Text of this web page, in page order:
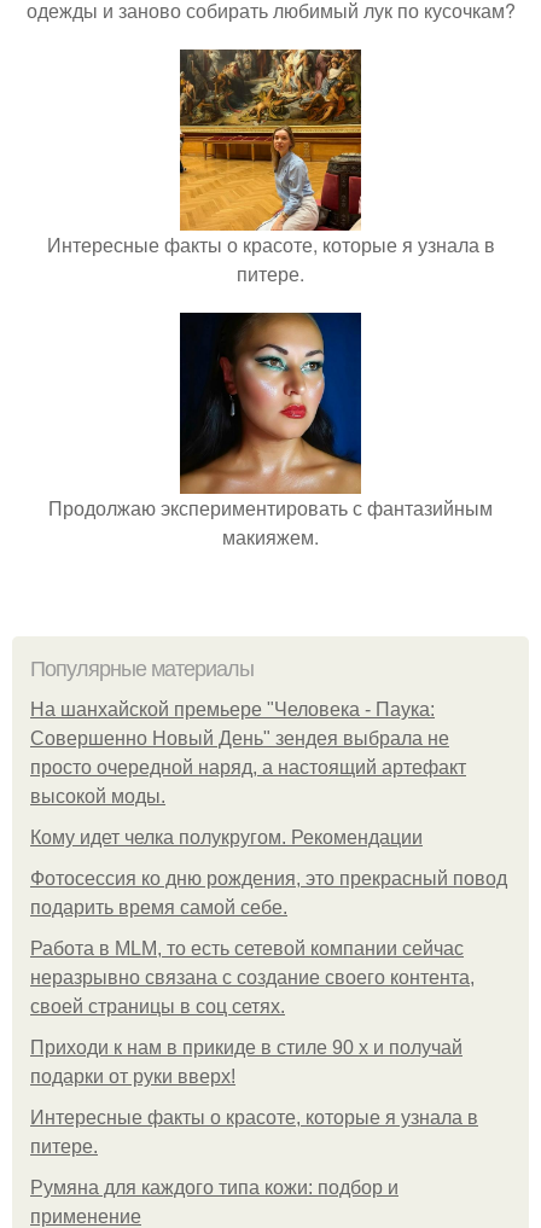
одежды и заново собирать любимый лук по кусочкам?
Интересные факты о красоте, которые я узнала в
питере.
Продолжаю экспериментировать с фантазийным
макияжем.
Популярные материалы
На шанхайской премьере "Человека - Паука:
Совершенно Новый День" зендея выбрала не
просто очередной наряд, а настоящий артефакт
высокой моды.
Кому идет челка полукругом. Рекомендации
Фотосессия ко дню рождения, это прекрасный повод
подарить время самой себе.
Работа в MLM, то есть сетевой компании сейчас
неразрывно связана с создание своего контента,
своей страницы в соц сетях.
Приходи к нам в прикиде в стиле 90 х и получай
подарки от руки вверх!
Интересные факты о красоте, которые я узнала в
питере.
Румяна для каждого типа кожи: подбор и
применение